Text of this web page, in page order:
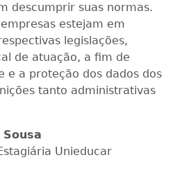
descumprir suas normas.
estejam em
legislações,
de atuação, a fim de
e a proteção dos dados dos
tanto administrativas
Unieducar